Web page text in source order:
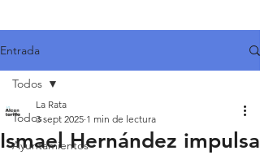
Entrada
Todos
Ayuntamientos
Todos
Ismael Hernández impulsa
La Rata
3 sept 2025 1 min de lectura